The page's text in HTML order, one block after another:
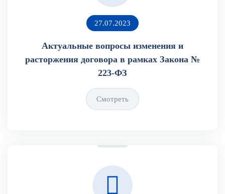
27.07.2023
Актуальные вопросы изменения и
расторжения договора в рамках Закона №
223-ФЗ
Смотреть